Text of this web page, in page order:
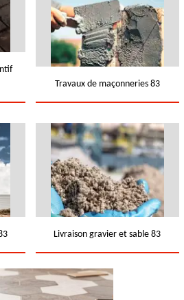
Travaux de maçonneries 83
Livraison gravier et sable 83